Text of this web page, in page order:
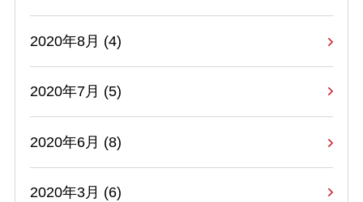
2020年8月 (4)
2020年7月 (5)
2020年6月 (8)
2020年3月 (6)